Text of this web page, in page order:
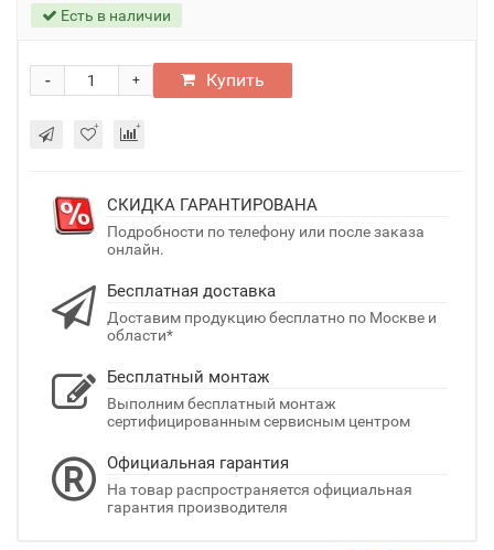
Есть в наличии
+
- Купить
СКИДКА ГАРАНТИРОВАНА
Подробности по телефону или после заказа
онлайн.
Бесплатная доставка
Доставим продукцию бесплатно по Москве и
области*
Бесплатный монтаж
Выполним бесплатный монтаж
сертифицированным сервисным центром
Официальная гарантия
На товар распространяется официальная
гарантия производителя